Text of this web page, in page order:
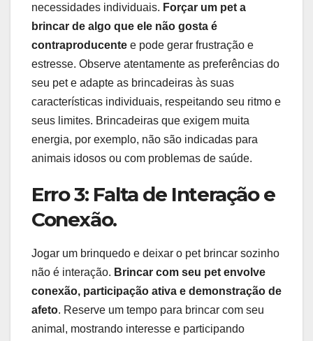
necessidades individuais. Forçar um pet a
brincar de algo que ele não gosta é
contraproducente e pode gerar frustração e
estresse. Observe atentamente as preferências do
seu pet e adapte as brincadeiras às suas
características individuais, respeitando seu ritmo e
seus limites. Brincadeiras que exigem muita
energia, por exemplo, não são indicadas para
animais idosos ou com problemas de saúde.
Erro 3: Falta de Interação e
Conexão.
Jogar um brinquedo e deixar o pet brincar sozinho
não é interação. Brincar com seu pet envolve
conexão, participação ativa e demonstração de
afeto. Reserve um tempo para brincar com seu
animal, mostrando interesse e participando